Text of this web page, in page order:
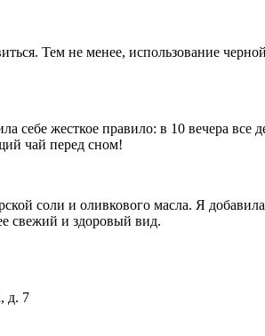
Тем не менее, использование
себе жесткое правило: в 10 вечера
чай перед сном!
соли и оливкового масла. Я
свежий и здоровый вид.
д. 7